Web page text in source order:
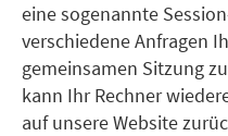
eine sogenannte
verschiedene Anfragen
gemeinsamen Sitzung
kann Ihr Rechner
auf unsere Website